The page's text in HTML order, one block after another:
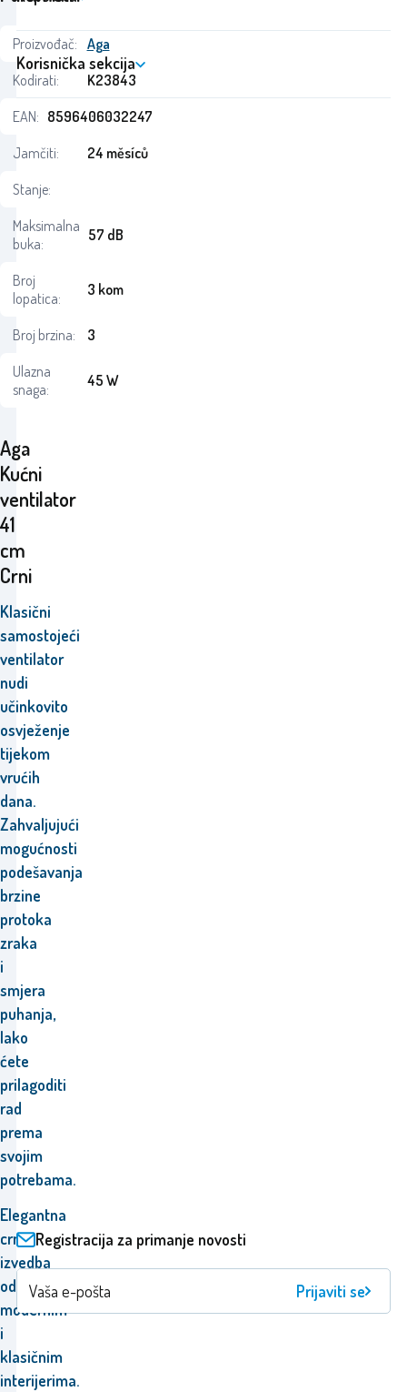
Aga
Kućni
ventilator
41
cm
Crni
Klasični
samostojeći
ventilator
nudi
učinkovito
osvježenje
tijekom
vrućih
dana.
Zahvaljujući
mogućnosti
podešavanja
brzine
protoka
zraka
i
smjera
puhanja,
lako
ćete
prilagoditi
rad
prema
svojim
potrebama.
Elegantna
crna
izvedba
odgovara
modernim
i
klasičnim
interijerima.
Proizvođač: Aga
Kodirati:
K23843
EAN: 8596406032247
Jamčiti:
24 měsíců
Stanje:
Maksimalna
buka:
57 dB
Broj
lopatica:
3 kom
Broj brzina:
3
Ulazna
snaga:
45 W
Korisnička sekcija
Registracija za primanje novosti
Prijaviti se